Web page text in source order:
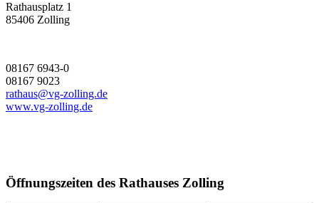
Rathausplatz 1
85406 Zolling
08167 6943-0
08167 9023
rathaus@vg-zolling.de
www.vg-zolling.de
Öffnungszeiten des Rathauses Zolling